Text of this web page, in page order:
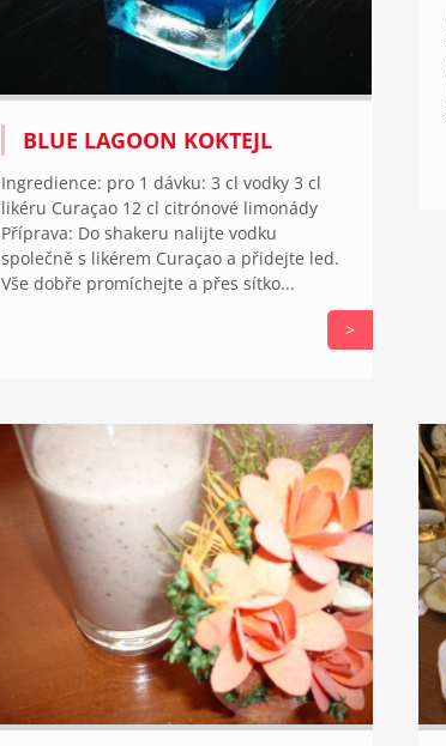
BLUE LAGOON KOKTEJL
Ingredience: pro 1 dávku: 3 cl vodky 3 cl
likéru Curaçao 12 cl citrónové limonády
Příprava: Do shakeru nalijte vodku
společně s likérem Curaçao a přidejte led.
Vše dobře promíchejte a přes sítko...
>